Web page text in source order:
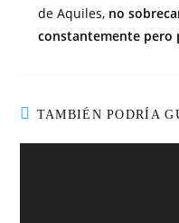
de Aquiles, no
constantemente pero
TAMBIÉN PODRÍA